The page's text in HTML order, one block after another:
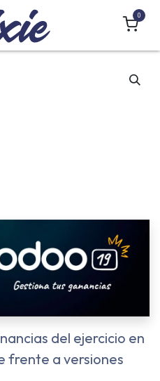
0
del ejercicio en
frente a versiones